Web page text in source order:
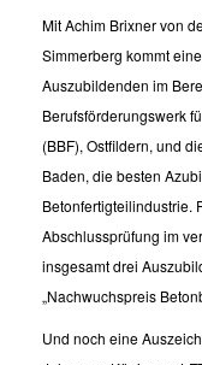
Mit Achim Brixner von
Simmerberg kommt
Auszubildenden im
Berufsförderungswerk
(BBF), Ostfildern, und
Baden, die besten
Betonfertigteilindustrie.
Abschlussprüfung im
insgesamt drei
„Nachwuchspreis
Und noch eine